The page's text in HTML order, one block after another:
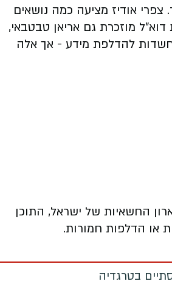
אודיז מציעה כמה נושאים
מוזכרת גם אריאן טבטבאי,
להדלפת מידע - אך אלה
החשאיות של ישראל, התוכן
או הדלפות חמורות.
בטרגדיה